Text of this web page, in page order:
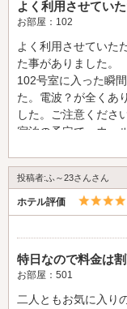
よく利用させてい
お部屋：102
よく利用させていた
た事がありました。
102号室に入った瞬
た。電波？が全くあ
した。ご注意ください
宿泊の予定で、ウェ
で（2人かららしい
が前から気になって
もほとんど持たずに
ウェルカムフードを
たのは優しく見積も
2人で10杯まで飲み
のみ。初めの一杯ず
い。フードと一緒に
スを出入り口に置い
投稿者:ふ～23さんさん
ホテル評価
特日なので料金は割
お部屋：501
二人ともお気に入り